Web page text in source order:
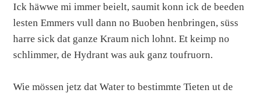
Ick häwwe mi immer beielt, saumit konn ick de beeden
lesten Emmers vull dann no Buoben henbringen, süss
harre sick dat ganze Kraum nich lohnt. Et keimp no
schlimmer, de Hydrant was auk ganz toufruorn.
Wie mössen jetz dat Water to bestimmte Tieten ut de